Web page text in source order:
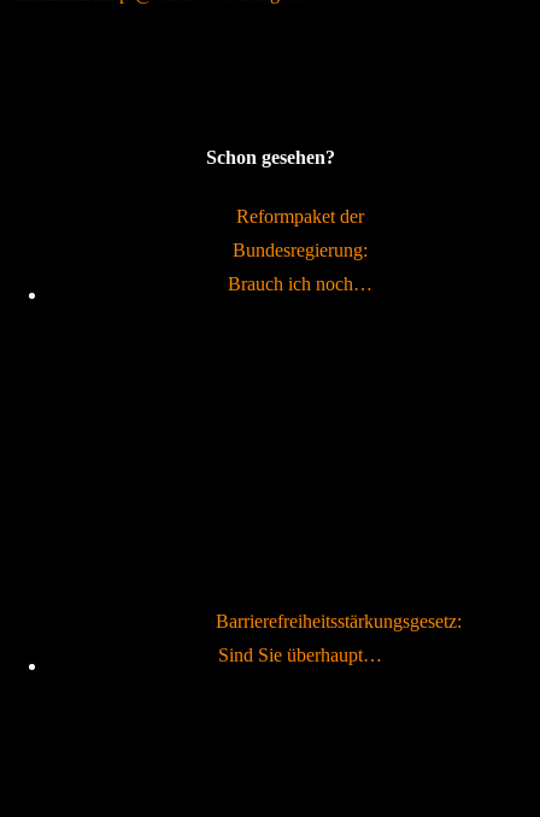
Schon gesehen?
Reformpaket der
Bundesregierung:
Brauch ich noch…
Barrierefreiheitsstärkungsgesetz:
Sind Sie überhaupt…